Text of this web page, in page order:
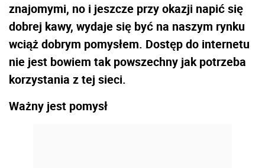
znajomymi, no i jeszcze przy okazji napić się
dobrej kawy, wydaje się być na naszym rynku
wciąż dobrym pomysłem. Dostęp do internetu
nie jest bowiem tak powszechny jak potrzeba
korzystania z tej sieci.
Ważny jest pomysł